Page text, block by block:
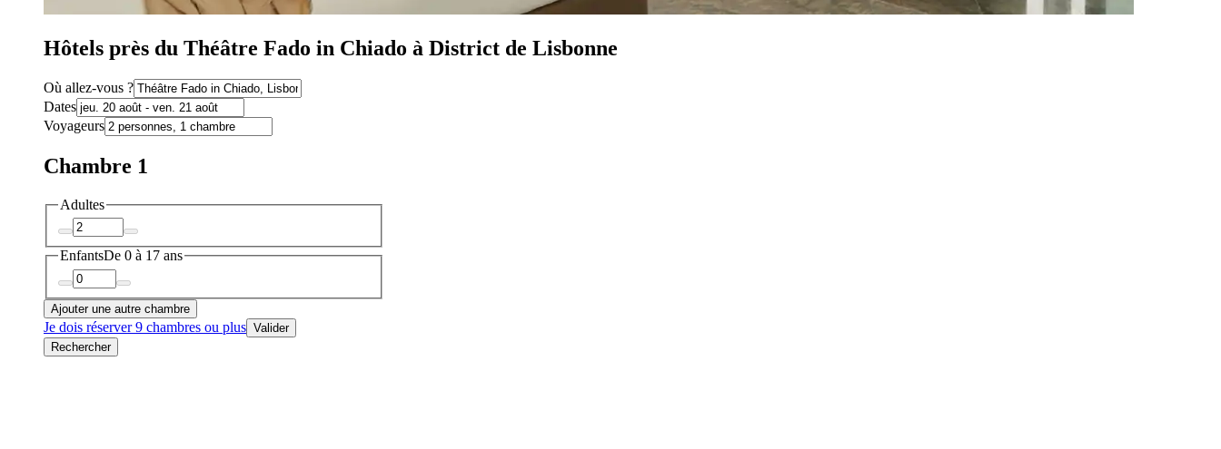
Hôtels près du Théâtre Fado in Chiado à District de Lisbonne
Où allez-vous ?
Dates
Voyageurs
Chambre 1
Adultes
EnfantsDe 0 à 17 ans
Ajouter une autre chambre
Je dois réserver 9 chambres ou plus Valider
Rechercher